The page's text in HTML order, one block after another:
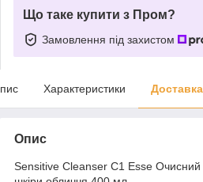
Що таке купити з Пром?
Замовлення під захистом
Характеристики Доставка
Опис
Sensitive Cleanser С1 Esse Очисний